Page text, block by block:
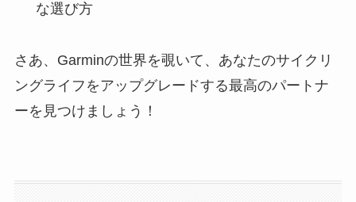
な選び方
さあ、Garminの世界を覗いて、あなたのサイクリ
ングライフをアップグレードする最高のパートナ
ーを見つけましょう！